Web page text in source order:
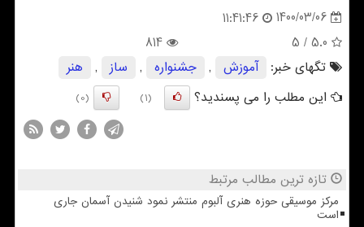
1400/03/06
11:41:46
5.0
/ 5
814
تگهای خبر:
آموزش , جشنواره , ساز ,
هنر
این مطلب را می پسندید؟
(1)
(0)
تازه ترین مطالب مرتبط
مرکز موسیقی حوزه هنری آلبوم منتشر نمود شنیدن آسمان جاری
است